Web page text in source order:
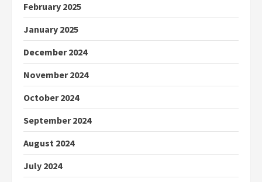
February 2025
January 2025
December 2024
November 2024
October 2024
September 2024
August 2024
July 2024